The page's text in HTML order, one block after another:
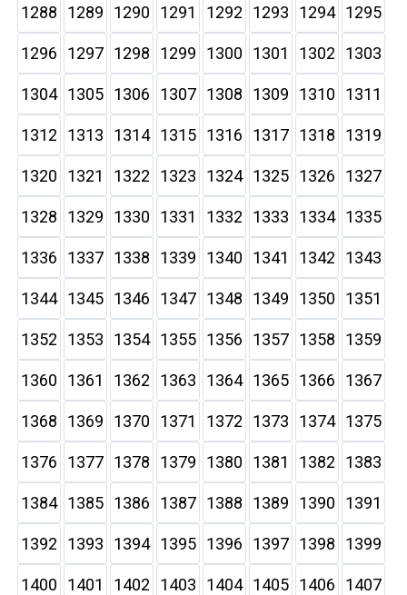
1288 1289 1290 1291 1292 1293 1294 1295
1296 1297 1298 1299 1300 1301 1302 1303
1304 1305 1306 1307 1308 1309 1310 1311
1312 1313 1314 1315 1316 1317 1318 1319
1320 1321 1322 1323 1324 1325 1326 1327
1328 1329 1330 1331 1332 1333 1334 1335
1336 1337 1338 1339 1340 1341 1342 1343
1344 1345 1346 1347 1348 1349 1350 1351
1352 1353 1354 1355 1356 1357 1358 1359
1360 1361 1362 1363 1364 1365 1366 1367
1368 1369 1370 1371 1372 1373 1374 1375
1376 1377 1378 1379 1380 1381 1382 1383
1384 1385 1386 1387 1388 1389 1390 1391
1392 1393 1394 1395 1396 1397 1398 1399
1400 1401 1402 1403 1404 1405 1406 1407